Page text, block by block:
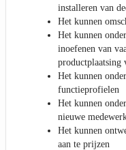
installeren van
Het kunnen
Het kunnen
inoefenen van
productplaatsing
Het kunnen
functieprofielen
Het kunnen
nieuwe
Het kunnen
aan te prijzen